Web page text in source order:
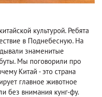
культурой. Ребята
в Поднебесную. На
знаменитые
Мы поговорили про
Китай - это страна
главное животное
без внимания кунг-фу.